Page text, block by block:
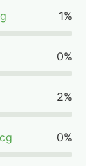
1%
0%
2%
0%